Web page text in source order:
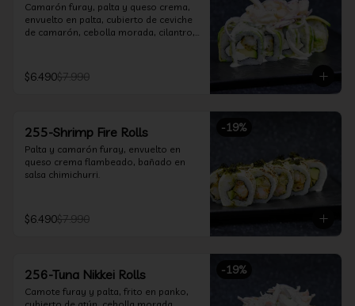
Camarón furay, palta y queso crema,
envuelto en palta, cubierto de ceviche
de camarón, cebolla morada, cilantro,
$6.490$7.990
-19%
255-Shrimp Fire Rolls
Palta y camarón furay, envuelto en
queso crema flambeado, bañado en
salsa chimichurri.
$6.490$7.990
-19%
256-Tuna Nikkei Rolls
Camote furay y palta, frito en panko,